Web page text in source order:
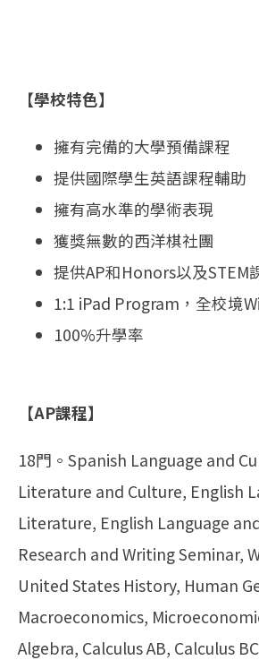
【學校特色】
擁有完備的大學預備課程
提供國際學生英語課程輔助
擁有高水準的學術表現
獲獎無數的西洋棋社團
提供AP和Honors以及STEM
1:1 iPad Program，全校境
100%升學率
【AP課程】
18門。Spanish Language and
Literature and Culture, English
Literature, English Language
Research and Writing Seminar,
United States History, Human
Macroeconomics,
Algebra, Calculus AB, Calculus